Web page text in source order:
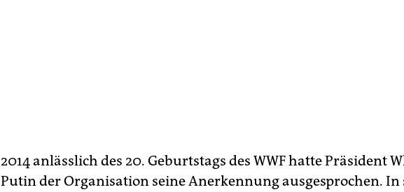
2014 anlässlich des 20. Geburtstags des WWF hatte Präsident
Putin der Organisation seine Anerkennung ausgesprochen. In